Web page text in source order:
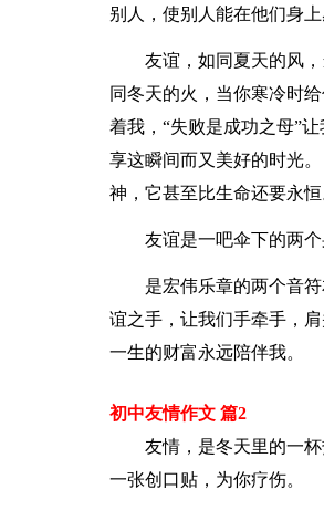
别人，使别人能在他们身
友谊，如同夏天的风
同冬天的火，当你寒冷时
着我，“失败是成功之母”
享这瞬间而又美好的时光
神，它甚至比生命还要永
友谊是一吧伞下的两
是宏伟乐章的两个音
谊之手，让我们手牵手，
一生的财富永远陪伴我。
初中友情作文 篇2
友情，是冬天里的一
一张创口贴，为你疗伤。